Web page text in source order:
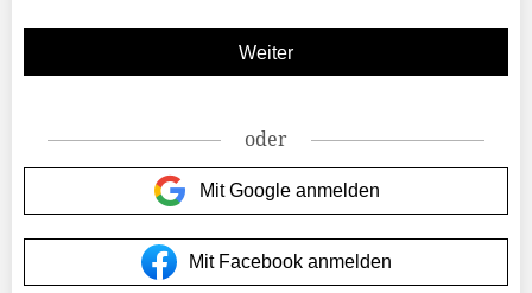
oder
Mit Google anmelden
Mit Facebook anmelden